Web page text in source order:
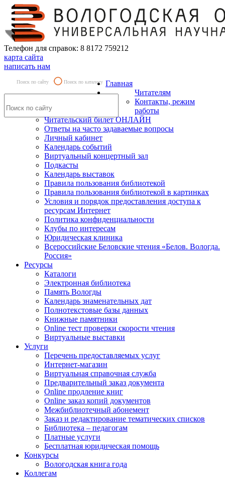
Телефон для справок: 8 8172 759212
карта сайта
написать нам
Поиск по сайту Поиск по каталогу Главная
Читателям
Контакты, режим
работы
Читательский билет ОНЛАЙН
Ответы на часто задаваемые вопросы
Личный кабинет
Календарь событий
Виртуальный концертный зал
Подкасты
Календарь выставок
Правила пользования библиотекой
Правила пользования библиотекой в картинках
Условия и порядок предоставления доступа к
ресурсам Интернет
Политика конфиденциальности
Клубы по интересам
Юридическая клиника
Всероссийские Беловские чтения «Белов. Вологда.
Россия»
Ресурсы
Каталоги
Электронная библиотека
Память Вологды
Календарь знаменательных дат
Полнотекстовые базы данных
Книжные памятники
Online тест проверки скорости чтения
Виртуальные выставки
Услуги
Перечень предоставляемых услуг
Интернет-магазин
Виртуальная справочная служба
Предварительный заказ документа
Online продление книг
Online заказ копий документов
Межбиблиотечный абонемент
Заказ и редактирование тематических списков
Библиотека – педагогам
Платные услуги
Бесплатная юридическая помощь
Конкурсы
Вологодская книга года
Коллегам